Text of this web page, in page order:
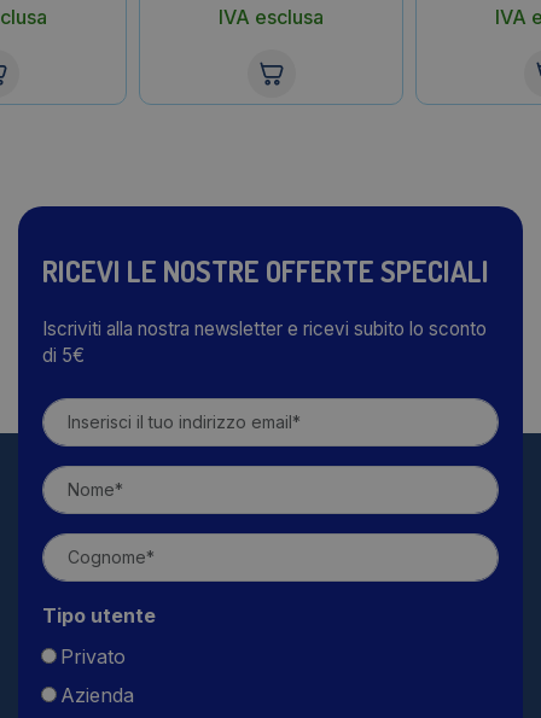
IVA esclusa IVA
RICEVI LE NOSTRE OFFERTE SPECIALI
Iscriviti alla nostra newsletter e ricevi subito lo sconto
di 5€
Tipo utente
Privato
Azienda